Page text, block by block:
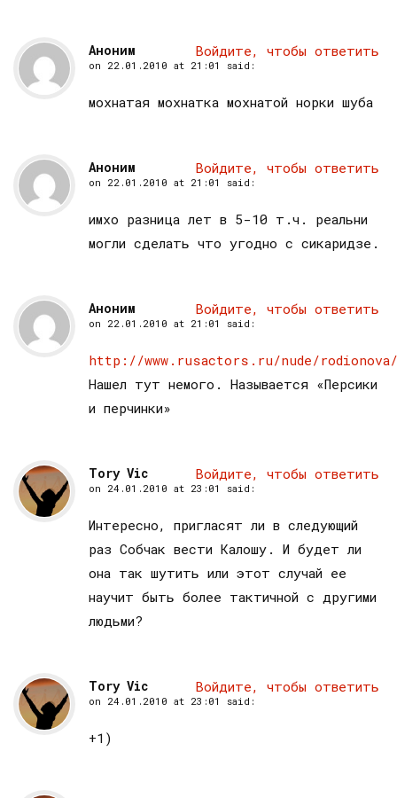
Аноним
on 22.01.2010 at 21:01 said:
мохнатая мохнатка мохнатой норки шуба
Войдите, чтобы ответить
Аноним
on 22.01.2010 at 21:01 said:
имхо разница лет в 5-10 т.ч. реальни
могли сделать что угодно с сикаридзе.
Войдите, чтобы ответить
Аноним
on 22.01.2010 at 21:01 said:
http://www.rusactors.ru/nude/rodionova/
Нашел тут немого. Называется «Персики
и перчинки»
Войдите, чтобы ответить
Tory Vic
on 24.01.2010 at 23:01 said:
Интересно, пригласят ли в следующий
раз Собчак вести Калошу. И будет ли
она так шутить или этот случай ее
научит быть более тактичной с другими
людьми?
Войдите, чтобы ответить
Tory Vic
on 24.01.2010 at 23:01 said:
+1)
Войдите, чтобы ответить